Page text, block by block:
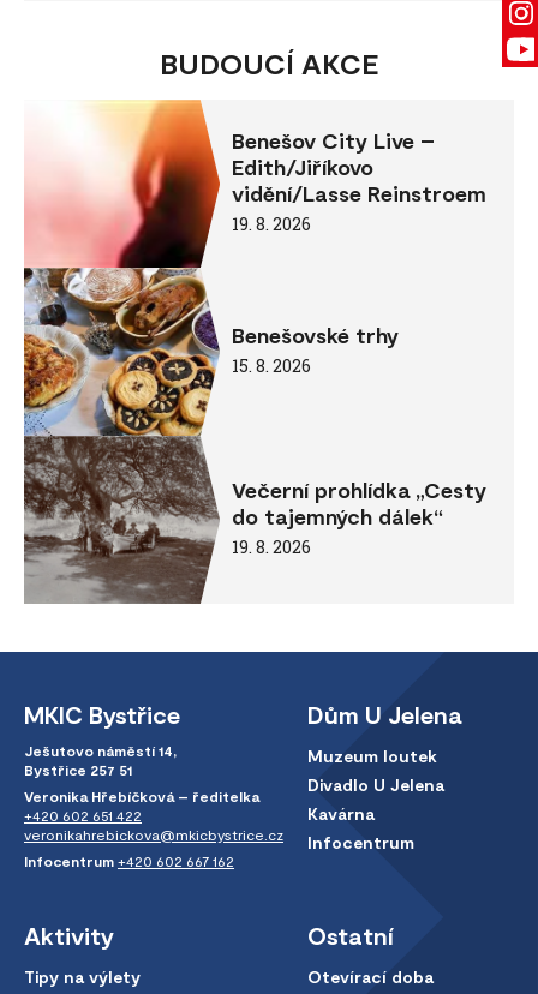
BUDOUCÍ AKCE
Benešov City Live –
Edith/Jiříkovo
vidění/Lasse Reinstroem
19. 8. 2026
Benešovské trhy
15. 8. 2026
Večerní prohlídka „Cesty
do tajemných dálek“
19. 8. 2026
MKIC Bystřice
Ješutovo náměstí 14,
Bystřice 257 51
Veronika Hřebíčková – ředitelka
+420 602 651 422
veronikahrebickova@mkicbystrice.cz
Infocentrum +420 602 667 162
Dům U Jelena
Muzeum loutek
Divadlo U Jelena
Kavárna
Infocentrum
Aktivity
Tipy na výlety
Ostatní
Otevírací doba